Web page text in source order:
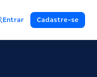
Entrar Cadastre-se